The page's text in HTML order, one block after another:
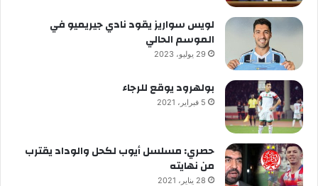
لويس سواريز يقود نادي جيريميو في
الموسم الحالي
29 يوليو، 2023
بولهرود يوقع للرجاء
5 فبراير، 2021
حصري: مسلسل أيوب لكحل والوداد يقترب
من نهايته
28 يناير، 2021